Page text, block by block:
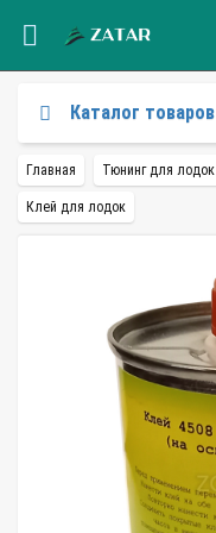
Каталог товаров
Главная Тюнинг для лодок
Клей для лодок